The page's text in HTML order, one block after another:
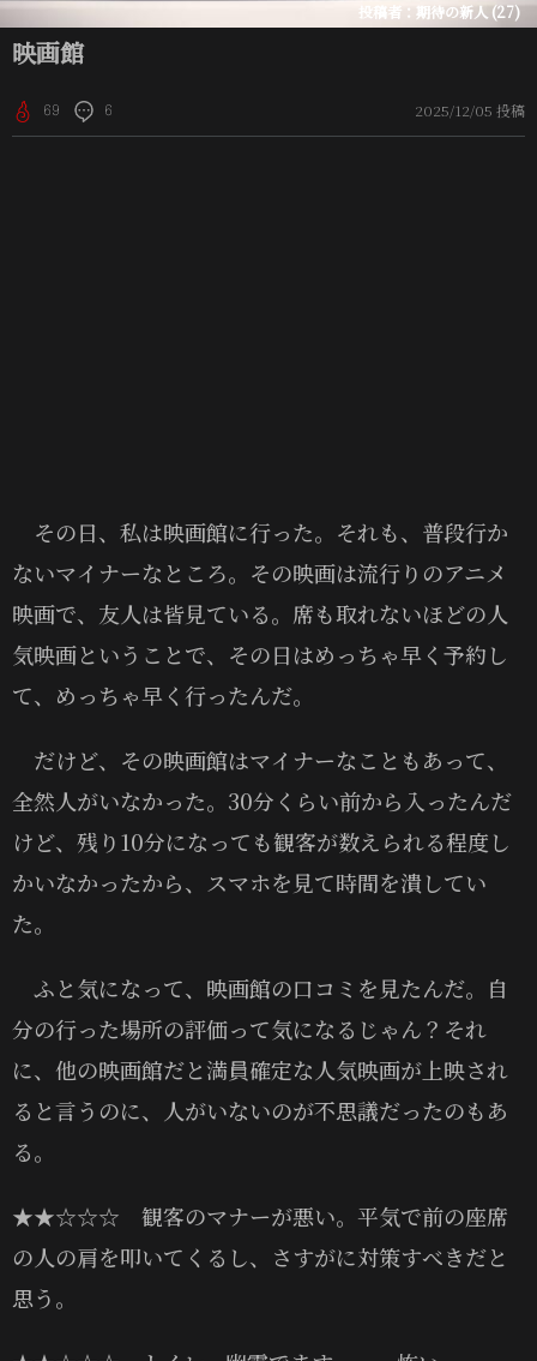
投稿者：期待の新人 (27)
映画館
69 6 2025/12/05 投稿
その日、私は映画館に行った。それも、普段行か
ないマイナーなところ。その映画は流行りのアニメ
映画で、友人は皆見ている。席も取れないほどの人
気映画ということで、その日はめっちゃ早く予約し
て、めっちゃ早く行ったんだ。
だけど、その映画館はマイナーなこともあって、
全然人がいなかった。30分くらい前から入ったんだ
けど、残り10分になっても観客が数えられる程度し
かいなかったから、スマホを見て時間を潰してい
た。
ふと気になって、映画館の口コミを見たんだ。自
分の行った場所の評価って気になるじゃん？それ
に、他の映画館だと満員確定な人気映画が上映され
ると言うのに、人がいないのが不思議だったのもあ
る。
★★‪☆‪☆‪☆ 観客のマナーが悪い。平気で前の座席
の人の肩を叩いてくるし、さすがに対策すべきだと
思う。